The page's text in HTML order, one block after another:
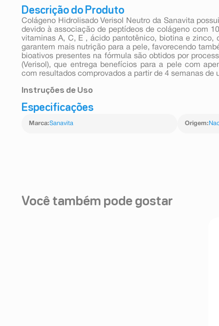
Descrição do Produto
Colágeno Hidrolisado Verisol Neutro da Sanavita
devido à associação de peptídeos de colágeno com
vitaminas A, C, E , ácido pantotênico, biotina e zinco,
garantem mais nutrição para a pele, favorecendo
bioativos presentes na fórmula são obtidos por
(Verisol), que entrega benefícios para a pele com
com resultados comprovados a partir de 4 semanas de
Instruções de Uso
Em um copo vazio coloque 1 sticke do produto. Em
Verisol Neutro pode ser consumido com leite, iogurtes,
Especificações
Marca:Sanavita Origem:
Você também pode gostar